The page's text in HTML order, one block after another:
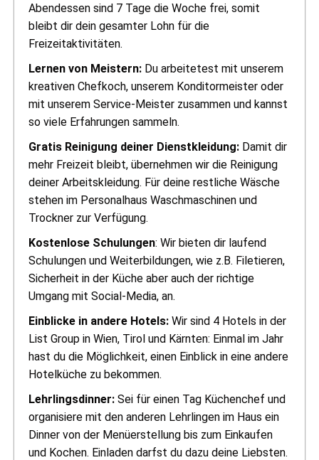
Abendessen sind 7 Tage die Woche frei, somit
bleibt dir dein gesamter Lohn für die
Freizeitaktivitäten.
Lernen von Meistern: Du arbeitetest mit unserem
kreativen Chefkoch, unserem Konditormeister oder
mit unserem Service-Meister zusammen und kannst
so viele Erfahrungen sammeln.
Gratis Reinigung deiner Dienstkleidung: Damit dir
mehr Freizeit bleibt, übernehmen wir die Reinigung
deiner Arbeitskleidung. Für deine restliche Wäsche
stehen im Personalhaus Waschmaschinen und
Trockner zur Verfügung.
Kostenlose Schulungen: Wir bieten dir laufend
Schulungen und Weiterbildungen, wie z.B. Filetieren,
Sicherheit in der Küche aber auch der richtige
Umgang mit Social-Media, an.
Einblicke in andere Hotels: Wir sind 4 Hotels in der
List Group in Wien, Tirol und Kärnten: Einmal im Jahr
hast du die Möglichkeit, einen Einblick in eine andere
Hotelküche zu bekommen.
Lehrlingsdinner: Sei für einen Tag Küchenchef und
organisiere mit den anderen Lehrlingen im Haus ein
Dinner von der Menüerstellung bis zum Einkaufen
und Kochen. Einladen darfst du dazu deine Liebsten.